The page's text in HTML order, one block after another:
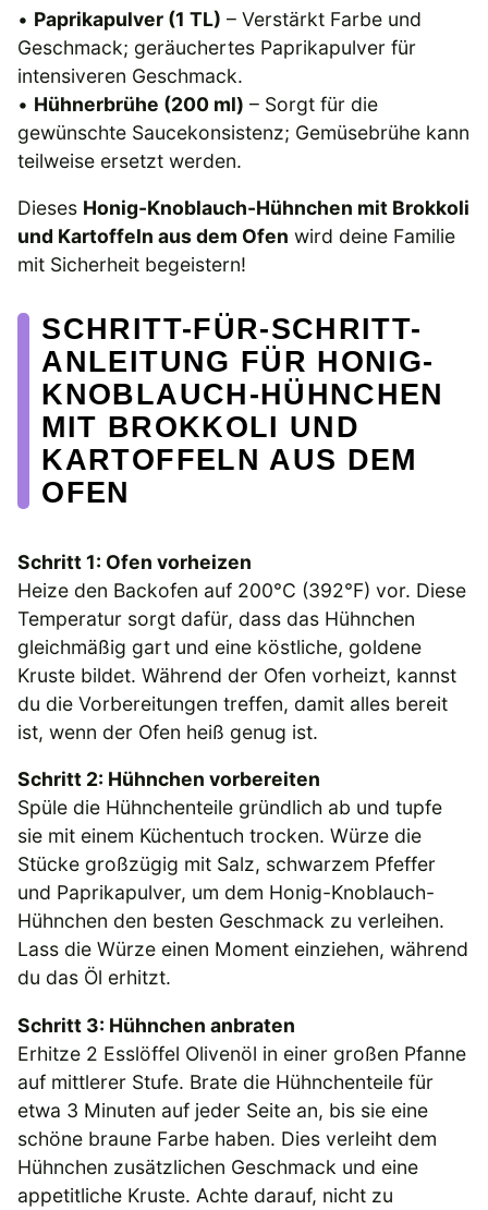
• Paprikapulver (1 TL) – Verstärkt Farbe und
Geschmack; geräuchertes Paprikapulver für
intensiveren Geschmack.
• Hühnerbrühe (200 ml) – Sorgt für die
gewünschte Saucekonsistenz; Gemüsebrühe kann
teilweise ersetzt werden.
Dieses Honig-Knoblauch-Hühnchen mit Brokkoli
und Kartoffeln aus dem Ofen wird deine Familie
mit Sicherheit begeistern!
SCHRITT-FÜR-SCHRITT-
ANLEITUNG FÜR HONIG-
KNOBLAUCH-HÜHNCHEN
MIT BROKKOLI UND
KARTOFFELN AUS DEM
OFEN
Schritt 1: Ofen vorheizen
Heize den Backofen auf 200°C (392°F) vor. Diese
Temperatur sorgt dafür, dass das Hühnchen
gleichmäßig gart und eine köstliche, goldene
Kruste bildet. Während der Ofen vorheizt, kannst
du die Vorbereitungen treffen, damit alles bereit
ist, wenn der Ofen heiß genug ist.
Schritt 2: Hühnchen vorbereiten
Spüle die Hühnchenteile gründlich ab und tupfe
sie mit einem Küchentuch trocken. Würze die
Stücke großzügig mit Salz, schwarzem Pfeffer
und Paprikapulver, um dem Honig-Knoblauch-
Hühnchen den besten Geschmack zu verleihen.
Lass die Würze einen Moment einziehen, während
du das Öl erhitzt.
Schritt 3: Hühnchen anbraten
Erhitze 2 Esslöffel Olivenöl in einer großen Pfanne
auf mittlerer Stufe. Brate die Hühnchenteile für
etwa 3 Minuten auf jeder Seite an, bis sie eine
schöne braune Farbe haben. Dies verleiht dem
Hühnchen zusätzlichen Geschmack und eine
appetitliche Kruste. Achte darauf, nicht zu